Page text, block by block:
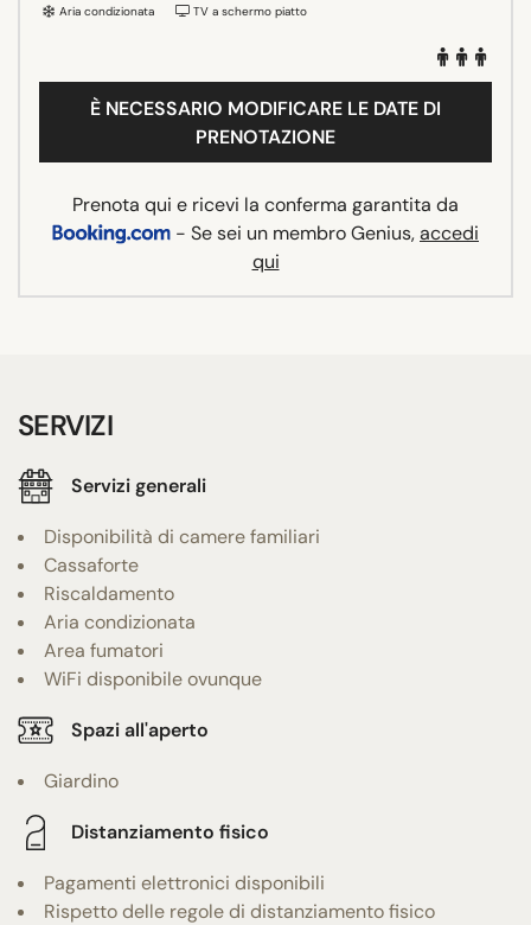
Aria condizionata TV a schermo piatto
È NECESSARIO MODIFICARE LE DATE DI
PRENOTAZIONE
Prenota qui e ricevi la conferma garantita da
- Se sei un membro Genius,accedi
qui
SERVIZI
Servizi generali
Disponibilità di camere familiari
Cassaforte
Riscaldamento
Aria condizionata
Area fumatori
WiFi disponibile ovunque
Spazi all'aperto
Giardino
Distanziamento fisico
Pagamenti elettronici disponibili
Rispetto delle regole di distanziamento fisico